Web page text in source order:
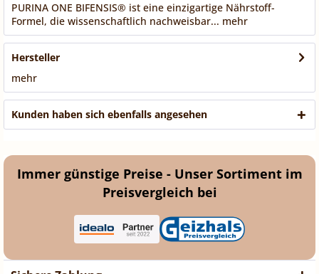
PURINA ONE BIFENSIS® ist eine einzigartige Nährstoff-
Formel, die wissenschaftlich nachweisbar... mehr
Hersteller
mehr
Kunden haben sich ebenfalls angesehen
Immer günstige Preise - Unser Sortiment im
Preisvergleich bei